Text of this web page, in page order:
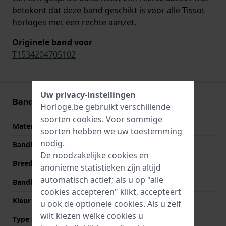
betekent dat deze band geschikt is voor alle Tissot
horloges met een rechte aanzet.
Originele band voor
T1534204705102
Band informatie
Materiaal Band
Bandbreedte
Breedte bandaanzet
21 mm
Bandbreedte bij sluiting
18 mm
Kleur Band
Oranje
Type sluiting
Gesp
Uw privacy-instellingen
Horloge.be gebruikt verschillende
soorten cookies. Voor sommige
soorten hebben we uw toestemming
nodig.
De noodzakelijke cookies en
anonieme statistieken zijn altijd
automatisch actief; als u op "alle
cookies accepteren" klikt, accepteert
u ook de optionele cookies. Als u zelf
wilt kiezen welke cookies u